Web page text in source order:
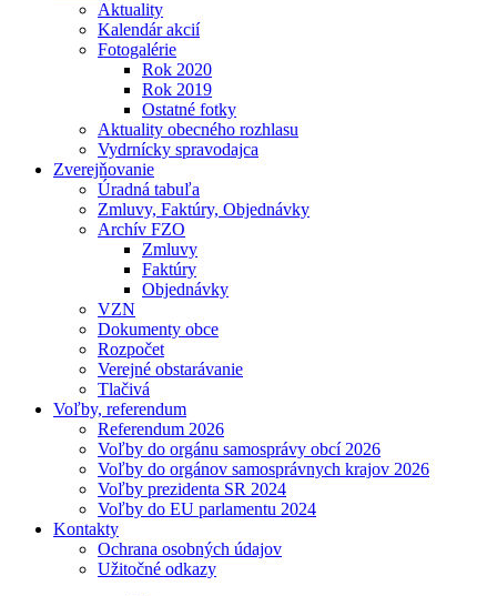
Aktuality
Kalendár akcií
Fotogalérie
Rok 2020
Rok 2019
Ostatné fotky
Aktuality obecného rozhlasu
Vydrnícky spravodajca
Zverejňovanie
Úradná tabuľa
Zmluvy, Faktúry, Objednávky
Archív FZO
Zmluvy
Faktúry
Objednávky
VZN
Dokumenty obce
Rozpočet
Verejné obstarávanie
Tlačivá
Voľby, referendum
Referendum 2026
Voľby do orgánu samosprávy obcí 2026
Voľby do orgánov samosprávnych krajov 2026
Voľby prezidenta SR 2024
Voľby do EU parlamentu 2024
Kontakty
Ochrana osobných údajov
Užitočné odkazy